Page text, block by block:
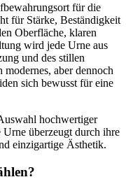
für die
für Stärke, Beständigkeit
Oberfläche, klaren
wird jede Urne aus
und des stillen
aber dennoch
sich bewusst für eine
hochwertiger
überzeugt durch ihre
einzigartige Ästhetik.